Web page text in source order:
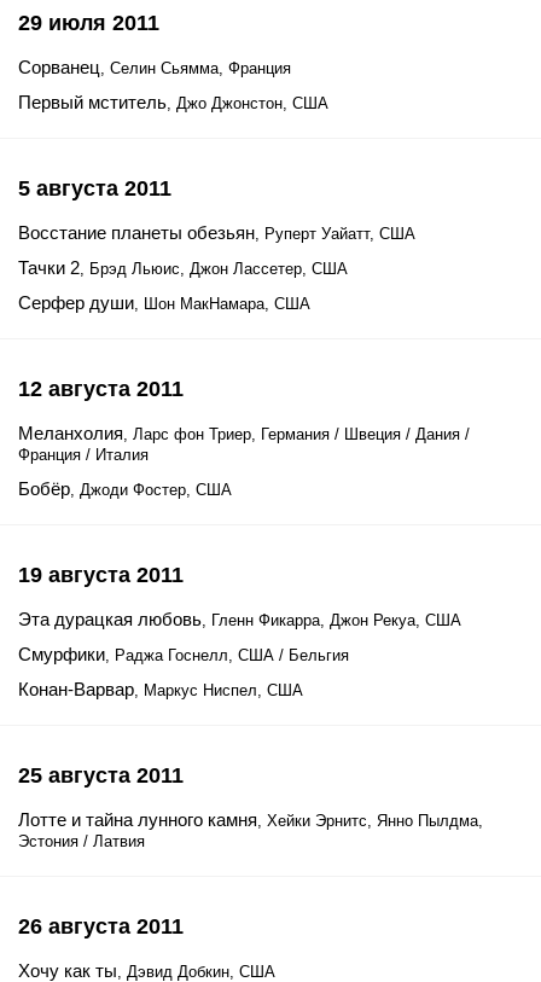
29 июля 2011
Сорванец, Селин Сьямма, Франция
Первый мститель, Джо Джонстон, США
5 августа 2011
Восстание планеты обезьян, Руперт Уайатт, США
Тачки 2, Брэд Льюис, Джон Лассетер, США
Серфер души, Шон МакНамара, США
12 августа 2011
Меланхолия, Ларс фон Триер, Германия / Швеция / Дания /
Франция / Италия
Бобёр, Джоди Фостер, США
19 августа 2011
Эта дурацкая любовь, Гленн Фикарра, Джон Рекуа, США
Смурфики, Раджа Госнелл, США / Бельгия
Конан-Варвар, Маркус Ниспел, США
25 августа 2011
Лотте и тайна лунного камня, Хейки Эрнитс, Янно Пылдма,
Эстония / Латвия
26 августа 2011
Хочу как ты, Дэвид Добкин, США